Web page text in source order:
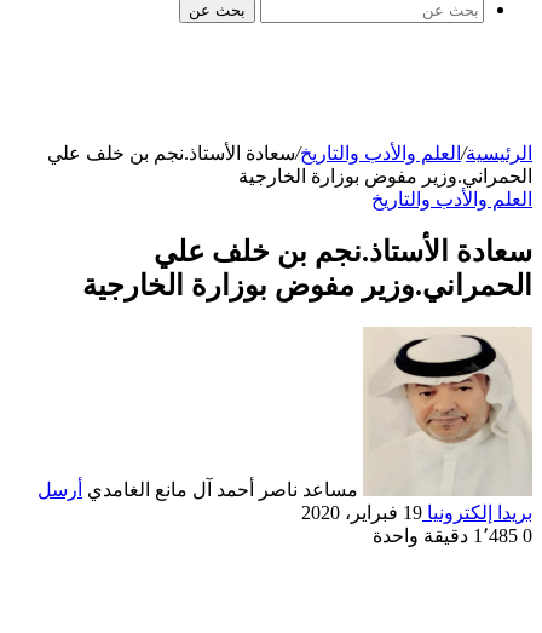
بحث عن
الرئيسية/ العلم والأدب والتاريخ/سعادة الأستاذ.نجم بن خلف علي
الحمراني.وزير مفوض بوزارة الخارجية
العلم والأدب والتاريخ
سعادة الأستاذ.نجم بن خلف علي
الحمراني.وزير مفوض بوزارة الخارجية
مساعد ناصر أحمد آل مانع الغامدي أرسل
بريدا إلكترونيا 19 فبراير، 2020
0
دقيقة واحدة